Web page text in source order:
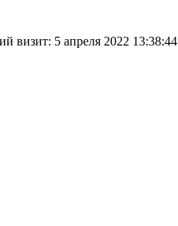
визит: 5 апреля 2022 13:38:44